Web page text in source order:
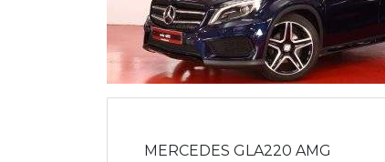
MERCEDES GLA220 AMG